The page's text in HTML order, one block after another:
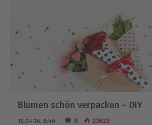
Blumen schön verpacken – DIY
10.04.26, 8:40 0 23623